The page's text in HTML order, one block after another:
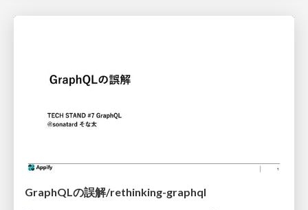
GraphQLの誤解/rethinking-graphql